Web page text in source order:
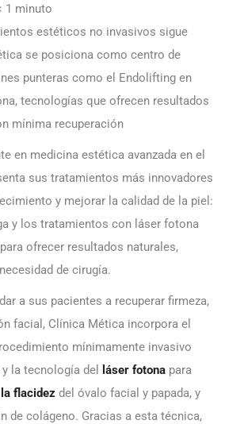
1 minuto
estéticos no invasivos sigue
se posiciona como centro de
punteras como el Endolifting en
tecnologías que ofrecen resultados
mínima recuperación
en medicina estética avanzada en el
sus tratamientos más innovadores
y mejorar la calidad de la piel:
y los tratamientos con láser fotona
ofrecer resultados naturales,
de cirugía.
a sus pacientes a recuperar firmeza,
facial, Clínica Mética incorpora el
mínimamente invasivo
la tecnología del
láser fotona para
flacidez del óvalo facial y papada, y
de colágeno. Gracias a esta técnica,